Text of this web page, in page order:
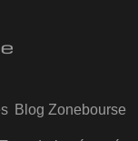
Blog Zonebourse